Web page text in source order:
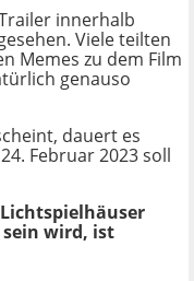
innerhalb
Viele teilten
Memes zu dem Film
genauso
dauert es
Februar 2023 soll
wird, ist